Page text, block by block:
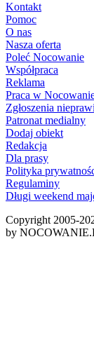
Kontakt
Pomoc
O nas
Nasza oferta
Poleć Nocowanie
Współpraca
Reklama
Praca w
Zgłoszenia
Patronat medialny
Dodaj obiekt
Redakcja
Dla prasy
Polityka
Regulaminy
Długi weekend
Copyright 2005-
by